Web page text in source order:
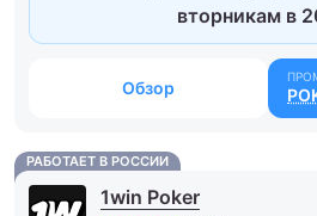
вторникам в
Обзор
РАБОТАЕТ В РОССИИ
1win Poker